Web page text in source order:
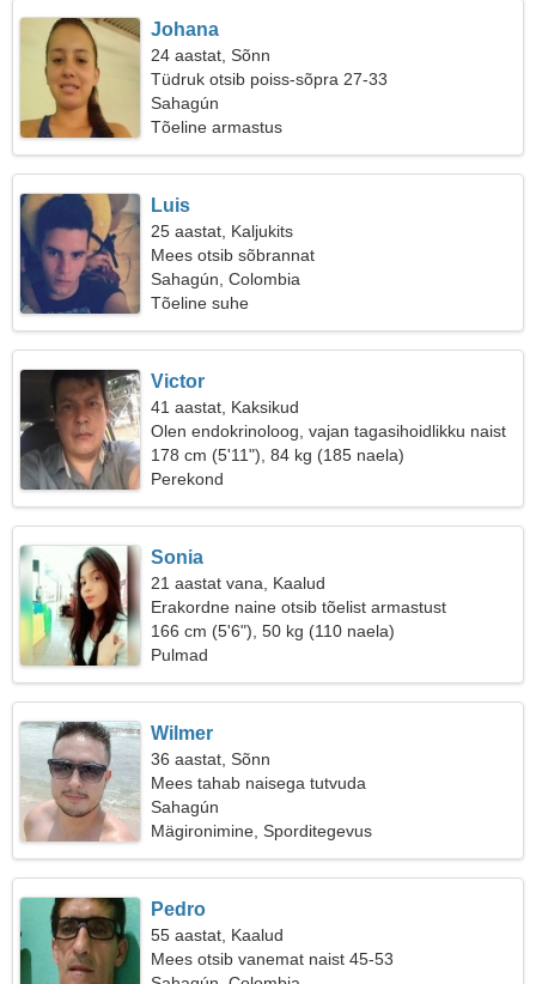
Johana
24 aastat, Sõnn
Tüdruk otsib poiss-sõpra 27-33
Sahagún
Tõeline armastus
Luis
25 aastat, Kaljukits
Mees otsib sõbrannat
Sahagún, Colombia
Tõeline suhe
Victor
41 aastat, Kaksikud
Olen endokrinoloog, vajan tagasihoidlikku naist
178 cm (5'11"), 84 kg (185 naela)
Perekond
Sonia
21 aastat vana, Kaalud
Erakordne naine otsib tõelist armastust
166 cm (5'6"), 50 kg (110 naela)
Pulmad
Wilmer
36 aastat, Sõnn
Mees tahab naisega tutvuda
Sahagún
Mägironimine, Sporditegevus
Pedro
55 aastat, Kaalud
Mees otsib vanemat naist 45-53